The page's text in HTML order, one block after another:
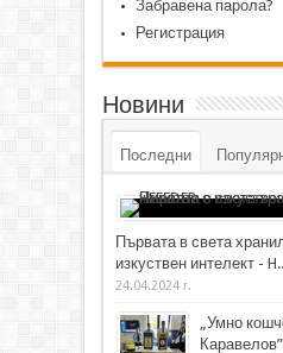
Забравена парола?
Регистрация
Новини
Последни
Първата в света
изкуствен интелект -
24.04.2024 г.
„Умно